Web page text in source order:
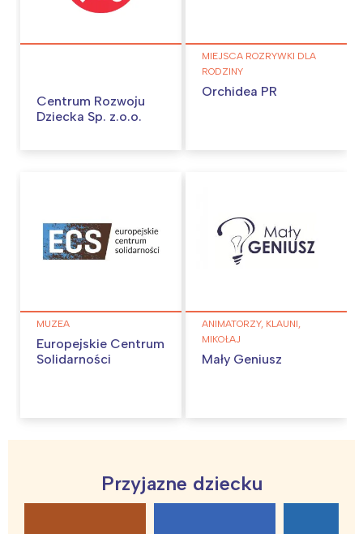
Centrum Rozwoju
Dziecka Sp. z.o.o.
MIEJSCA ROZRYWKI DLA
RODZINY
Orchidea PR
MUZEA
Europejskie Centrum
Solidarności
ANIMATORZY, KLAUNI,
MIKOŁAJ
Mały Geniusz
Przyjazne dziecku
Interesują mnie wydarzenia z
tego regionu: